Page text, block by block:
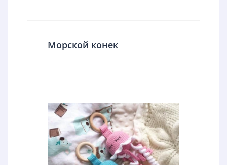
Морской конек